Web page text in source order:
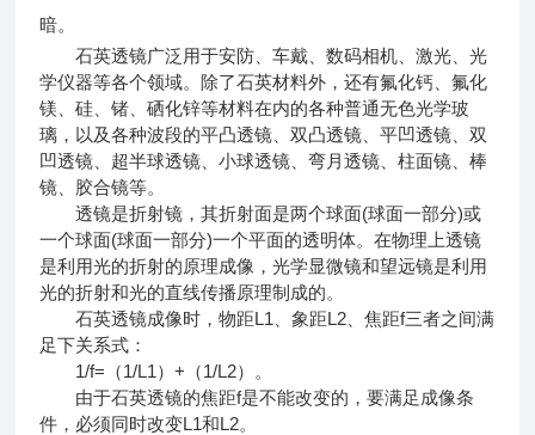
暗。
石英透镜广泛用于安防、车戴、数码相机、激光、光
学仪器等各个领域。除了石英材料外，还有氟化钙、氟化
镁、硅、锗、硒化锌等材料在内的各种普通无色光学玻
璃，以及各种波段的平凸透镜、双凸透镜、平凹透镜、双
凹透镜、超半球透镜、小球透镜、弯月透镜、柱面镜、棒
镜、胶合镜等。
透镜是折射镜，其折射面是两个球面(球面一部分)或
一个球面(球面一部分)一个平面的透明体。在物理上透镜
是利用光的折射的原理成像，光学显微镜和望远镜是利用
光的折射和光的直线传播原理制成的。
石英透镜成像时，物距L1、象距L2、焦距f三者之间满
足下关系式：
1/f=（1/L1）+（1/L2）。
由于石英透镜的焦距f是不能改变的，要满足成像条
件，必须同时改变L1和L2。